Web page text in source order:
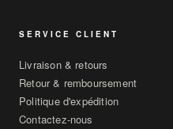
SERVICE CLIENT
Livraison & retours
Retour & remboursement
Politique d'expédition
Contactez-nous